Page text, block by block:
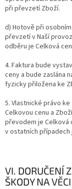
při převzetí Zboží.
d) Hotově při
převzetí v Naší
odběru je Celková
4. Faktura bude
ceny a bude zaslána
fyzicky přiložena ke
5. Vlastnické právo
Celkovou cenu a
převodem je Celková
v ostatních
VI. DORUČENÍ
ŠKODY NA VĚCI